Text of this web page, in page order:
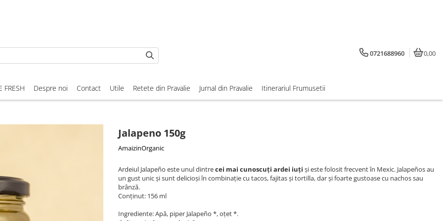
0721688960 0,00
FRESH Despre noi Contact Utile Retete din Pravalie Jurnal din Pravalie Itinerariul Frumusetii
Jalapeno 150g
AmaizinOrganic
Ardeiul Jalapeño este unul dintrecei mai cunoscuți ardei iuți și este folosit frecvent în Mexic. Jalapeños au
un gust unic și sunt delicioși în combinație cu tacos, fajitas și tortilla, dar și foarte gustoase cu nachos sau
brânză.
Conținut: 156 ml
Ingrediente: Apă, piper Jalapeño *, oțet *.